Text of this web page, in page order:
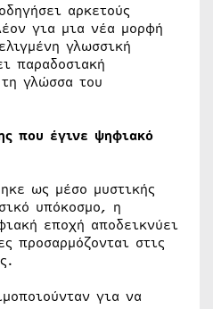
αρκετούς
για μια νέα μορφή
γλωσσική
παραδοσιακή
γλώσσα του
που έγινε ψηφιακό
ως μέσο μυστικής
υπόκοσμο, η
εποχή αποδεικνύει
προσαρμόζονται στις
για να